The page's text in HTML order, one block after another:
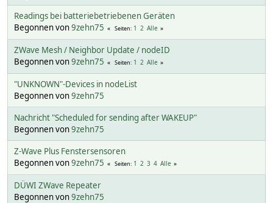
Readings bei batteriebetriebenen Geräten
Begonnen von9zehn75 Seiten 1 2 Alle
ZWave Mesh / Neighbor Update / nodeID
Begonnen von9zehn75 Seiten 1 2 Alle
"UNKNOWN"-Devices in nodeList
Begonnen von9zehn75
Nachricht "Scheduled for sending after WAKEUP"
Begonnen von9zehn75
Z-Wave Plus Fenstersensoren
Begonnen von9zehn75 Seiten 1 2 3 4 Alle
DÜWI ZWave Repeater
Begonnen von9zehn75